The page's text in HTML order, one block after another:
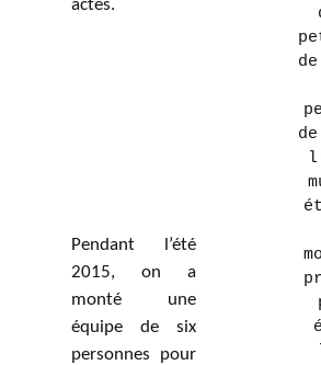
actes.
Pendant l’été
2015, on a
monté une
équipe de six
personnes pour